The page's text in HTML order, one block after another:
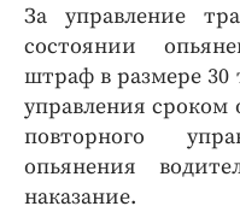
За управление
состоянии
штраф в размере
управления сроком
повторного
опьянения
наказание.